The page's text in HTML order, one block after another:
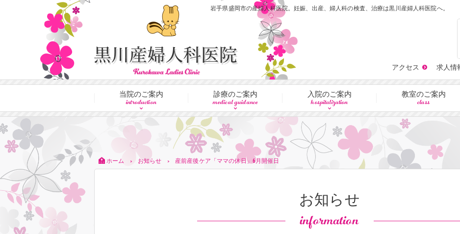
岩手県盛岡市の産婦人科医院。妊娠、出産、婦人科の検査、治療は黒川産婦人科医院へ。
アクセス 求人情
当院のご案内
introduction
診療のご案内
medical guidance
入院のご案内
hospitalization
教室のご案内
class
ホーム > お知らせ > 産前産後ケア「ママの休日」6月開催日
お知らせ
information